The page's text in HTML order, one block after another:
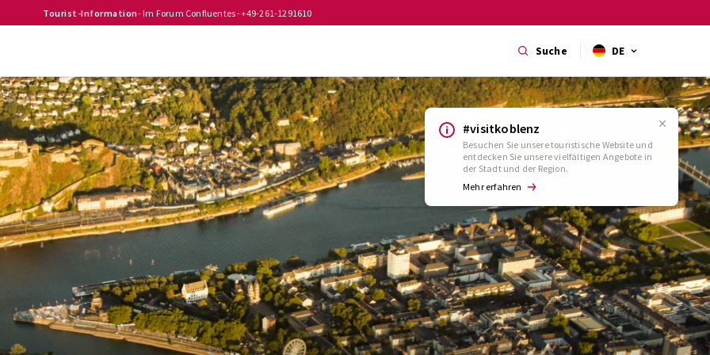
Tourist-Information- Im Forum Confluentes -+49-261-1291610
Suche DE
#visitkoblenz
Besuchen Sie unsere touristische Website und
entdecken Sie unsere vielfältigen Angebote in
der Stadt und der Region.
Mehr erfahren